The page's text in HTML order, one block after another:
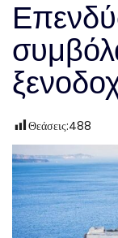
Θεάσεις:488